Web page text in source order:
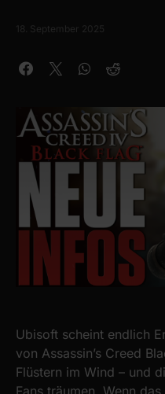
18. September 2025
Ubisoft scheint endlich
von Assassin’s Creed
Flüstern im Wind – und